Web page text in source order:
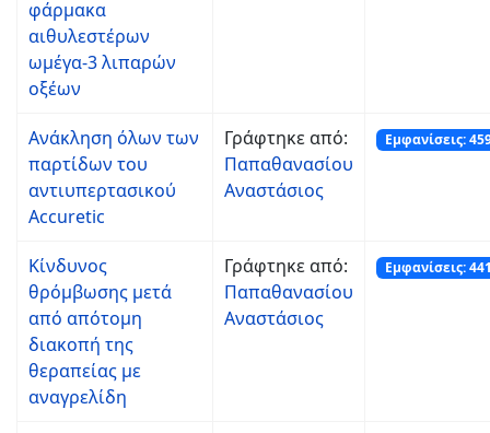
φάρμακα
αιθυλεστέρων
ωμέγα-3 λιπαρών
οξέων
Ανάκληση όλων των
παρτίδων του
αντιυπερτασικού
Accuretic
Γράφτηκε από:
Παπαθανασίου
Αναστάσιος
Εμφανίσεις:
Κίνδυνος
θρόμβωσης μετά
από απότομη
διακοπή της
θεραπείας με
αναγρελίδη
Γράφτηκε από:
Παπαθανασίου
Αναστάσιος
Εμφανίσεις: